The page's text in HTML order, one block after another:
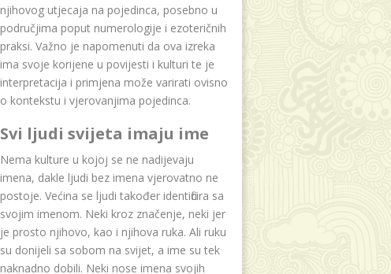
njihovog utjecaja na pojedinca, posebno u
područjima poput numerologije i ezoteričnih
praksi. Važno je napomenuti da ova izreka
ima svoje korijene u povijesti i kulturi te je
interpretacija i primjena može varirati ovisno
o kontekstu i vjerovanjima pojedinca.
Svi ljudi svijeta imaju ime
Nema kulture u kojoj se ne nadijevaju
imena, dakle ljudi bez imena vjerovatno ne
postoje. Većina se ljudi također identificira sa
svojim imenom. Neki kroz značenje, neki jer
je prosto njihovo, kao i njihova ruka. Ali ruku
su donijeli sa sobom na svijet, a ime su tek
naknadno dobili. Neki nose imena svojih